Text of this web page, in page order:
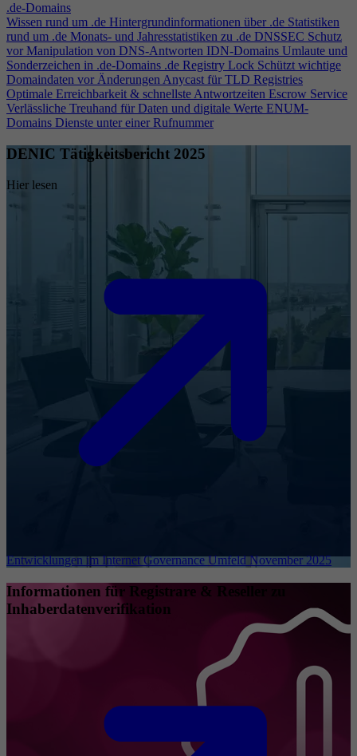
.de-Domains
Wissen rund um .de Hintergrundinformationen über .de Statistiken
rund um .de Monats- und Jahresstatistiken zu .de DNSSEC Schutz
vor Manipulation von DNS-Antworten IDN-Domains Umlaute und
Sonderzeichen in .de-Domains .de Registry Lock Schützt wichtige
Domaindaten vor ÄnderungenAnycast für TLD Registries
Optimale Erreichbarkeit & schnellste Antwortzeiten Escrow Service
Verlässliche Treuhand für Daten und digitale Werte ENUM-
Domains Dienste unter einer Rufnummer
DENIC Tätigkeitsbericht 2025
Hier lesen
Entwicklungen im Internet Governance Umfeld November 2025
Informationen für Registrare & Reseller zu
Inhaberdatenverifikation